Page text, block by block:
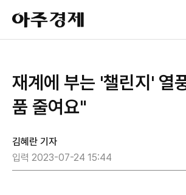
아
주
경
재계에 부는 '챌린지' 열
품 줄여요"
김혜란 기자
입력 2023-07-24 15:44